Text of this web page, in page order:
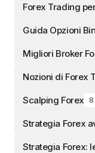
Forex Trading
Guida Opzioni
Migliori Broker
Nozioni di Forex
Scalping Forex 8
Strategia Forex
Strategia Forex: